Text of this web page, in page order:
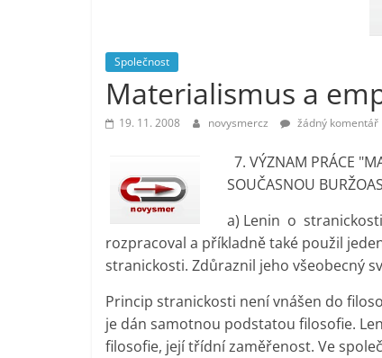
Společnost
Materialismus a
19. 11. 2008 novysmercz žádný komentář
7. VÝZNAM PRÁCE
SOUČASNOU
a) Lenin o
rozpracoval a příkladně také použil
stranickosti. Zdůraznil jeho všeobecný
Princip stranickosti není vnášen do
je dán samotnou podstatou filosofie.
filosofie, její třídní zaměřenost. Ve